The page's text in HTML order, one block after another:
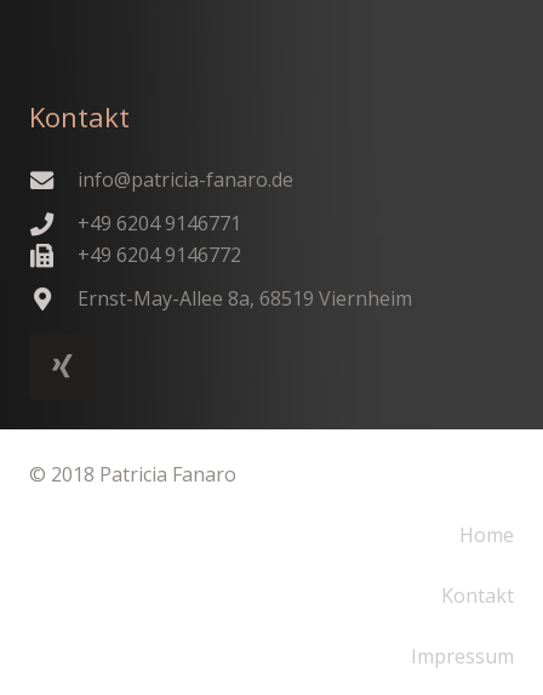
Kontakt
info@patricia-fanaro.de
+49 6204 9146771
+49 6204 9146772
Ernst-May-Allee 8a, 68519 Viernheim
© 2018 Patricia Fanaro
Home
Kontakt
Impressum